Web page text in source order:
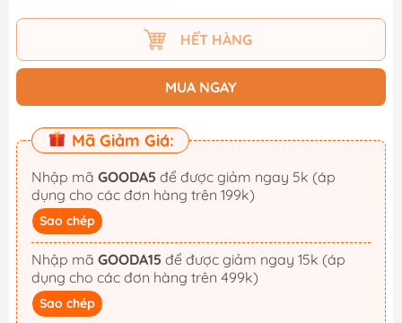
HẾT HÀNG
MUA NGAY
Mã Giảm Giá:
Nhập mã GOODA5
dụng cho các đơn hàng trên 199k)
Sao chép
Nhập mã GOODA15
dụng cho các đơn hàng trên 499k)
Sao chép